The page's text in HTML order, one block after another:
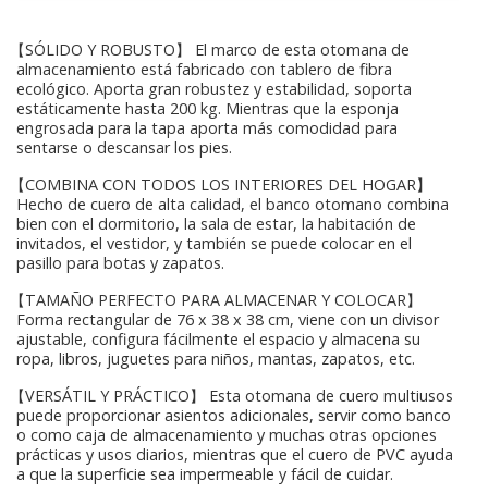
【SÓLIDO Y ROBUSTO】 El marco de esta otomana de
almacenamiento está fabricado con tablero de fibra
ecológico. Aporta gran robustez y estabilidad, soporta
estáticamente hasta 200 kg. Mientras que la esponja
engrosada para la tapa aporta más comodidad para
sentarse o descansar los pies.
【COMBINA CON TODOS LOS INTERIORES DEL HOGAR】
Hecho de cuero de alta calidad, el banco otomano combina
bien con el dormitorio, la sala de estar, la habitación de
invitados, el vestidor, y también se puede colocar en el
pasillo para botas y zapatos.
【TAMAÑO PERFECTO PARA ALMACENAR Y COLOCAR】
Forma rectangular de 76 x 38 x 38 cm, viene con un divisor
ajustable, configura fácilmente el espacio y almacena su
ropa, libros, juguetes para niños, mantas, zapatos, etc.
【VERSÁTIL Y PRÁCTICO】 Esta otomana de cuero multiusos
puede proporcionar asientos adicionales, servir como banco
o como caja de almacenamiento y muchas otras opciones
prácticas y usos diarios, mientras que el cuero de PVC ayuda
a que la superficie sea impermeable y fácil de cuidar.